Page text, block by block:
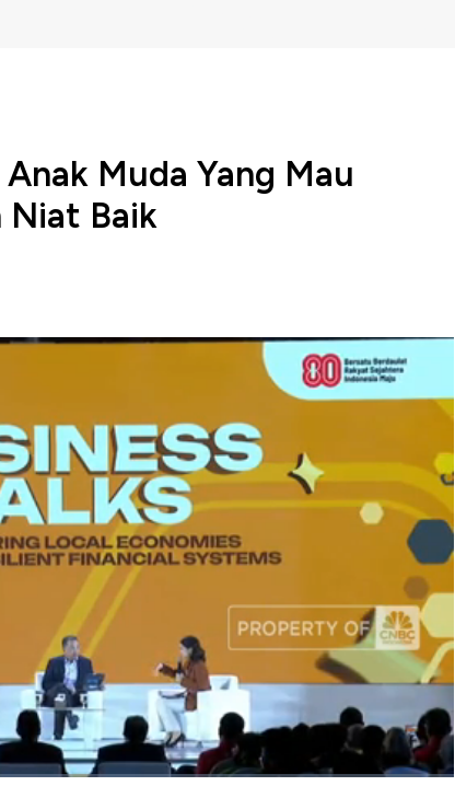
Muda Yang Mau
Niat Baik
Lembaga Penjamin Simpanan (LPS) menggelar
Dyandra Convention Center Surabaya. Acara ini menjadi
keuangan yang diharapkan mendorong kesadaran
dalam pengelolaan keuangan.
Direktur HM Sampoerna, Ivan Cahyadi membagikan
usaha di tengah ketidakpastian.
disebut sebagai kunci penting membuka peluang
UMKM harus terus bernovasi mengikuti perkembangan
serta berkontribusi bagi masyarakat.
dengan Presiden DirekturPT Hanjaya Mandala
Direktur OperationsPT Bank Mandiri (Persero) Tbk
Festival di CNBC Indonesia (Kamis, 07/08/2025)